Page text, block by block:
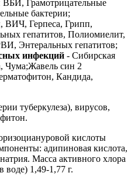
ВБИ, Грамотрицательные
бактерии;
ВИЧ, Герпеса, Грипп,
гепатитов, Полиомиелит,
Энтеральных гепатитов;
инфекций - Сибирская
Чума;Жавель син 2
Кандида,
туберкулеза), вирусов,
кислоты
адипиновая кислота,
Масса активного хлора
воде) 1,49-1,77 г.